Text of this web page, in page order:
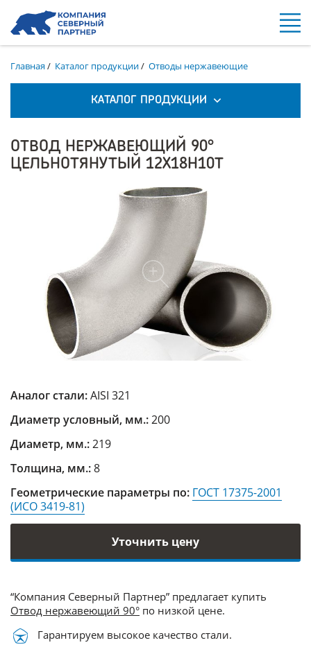
Главная/ Каталог продукции/ Отводы нержавеющие
КАТАЛОГ ПРОДУКЦИИ
ОТВОД НЕРЖАВЕЮЩИЙ 90°
ЦЕЛЬНОТЯНУТЫЙ 12Х18Н10Т
Аналог стали:AISI 321
Диаметр условный, мм.:200
Диаметр, мм.:219
Толщина, мм.:8
Геометрические параметры по: ГОСТ 17375-2001
(ИСО 3419-81)
Уточнить цену
“Компания Северный Партнер” предлагает купить
Отвод нержавеющий 90° по низкой цене.
Гарантируем высокое качество стали.